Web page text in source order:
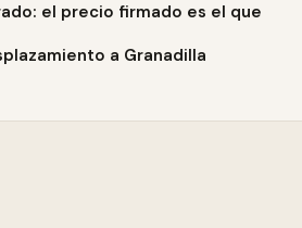
el precio firmado es el que
a Granadilla